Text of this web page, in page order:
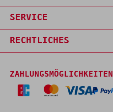
SERVICE
RECHTLICHES
ZAHLUNGSMÖGLICHKEITEN